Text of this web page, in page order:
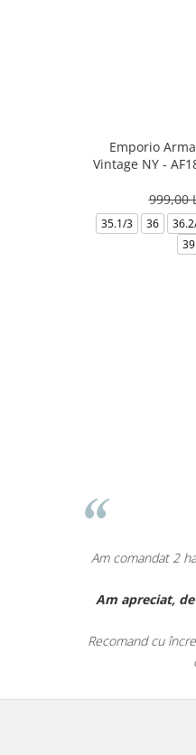
Emporio
Vintage NY -
999,00
35.1/3 36
Marius
Sunt extrem de bucuros
Am comandat un pair de
adevărat impresionat
Au venit în ambalajul lor
specifice